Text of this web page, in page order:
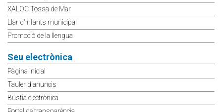
XALOC Tossa de Mar
Llar d'infants municipal
Promoció de la llengua
Seu electrònica
Pàgina inicial
Tauler d'anuncis
Bústia electrònica